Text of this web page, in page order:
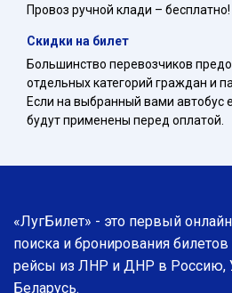
Провоз ручной клади – бесплатно!
Скидки на билет
Большинство перевозчиков
отдельных категорий граждан и
Если на выбранный вами автобус
будут применены перед оплатой.
«ЛугБилет» - это первый
поиска и бронирования
рейсы из ЛНР и ДНР в Россию,
Беларусь.